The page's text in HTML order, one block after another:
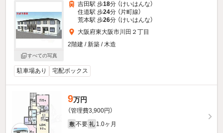
すべての写真
吉田駅 歩18分 （けいはんな）
住道駅 歩24分 （片町線）
荒本駅 歩26分 （けいはんな）
大阪府東大阪市川田２丁目
2階建 / 新築 / 木造
駐車場あり 宅配ボックス
9万円
（管理費3,900円）
敷 不要 礼 1.0ヶ月